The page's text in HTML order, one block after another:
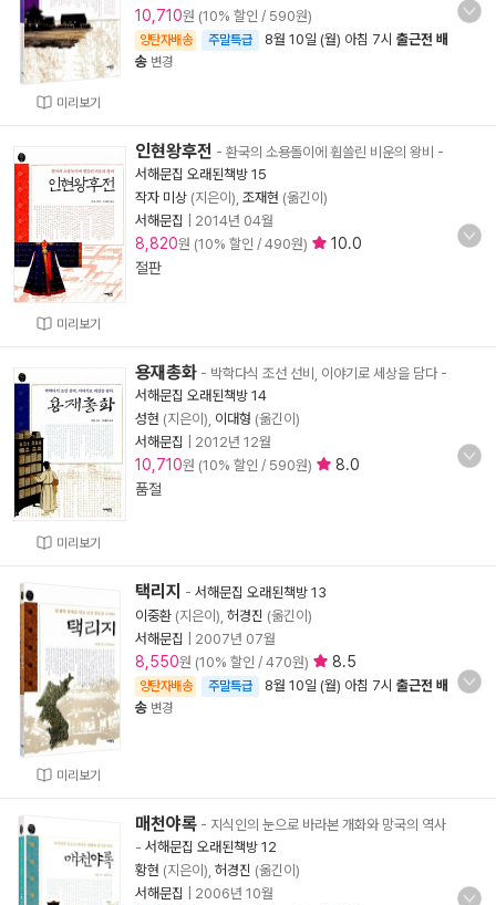
미리보기
10,710원 (10% 할인 / 590원)
양탄자배송 주말특급 8월 10일 (월) 아침 7시 출근전 배
송 변경
미리보기
인현왕후전 - 환국의 소용돌이에 휩쓸린 비운의 왕비 -
서해문집 오래된책방 15
작자 미상 (지은이), 조재현 (옮긴이)
서해문집
2014년 04월
8,820원 (10% 할인 / 490원)
10.0
절판
미리보기
용재총화 - 박학다식 조선 선비, 이야기로 세상을 담다-
서해문집 오래된책방 14
성현 (지은이), 이대형 (옮긴이)
서해문집
2012년 12월
10,710원 (10% 할인 / 590원)
8.0
품절
미리보기
택리지 - 서해문집 오래된책방 13
이중환 (지은이), 허경진 (옮긴이)
서해문집
2007년 07월
8,550원 (10% 할인 / 470원) 8.5
양탄자배송 주말특급 8월 10일 (월) 아침 7시 출근전 배
송 변경
매천야록 - 지식인의 눈으로 바라본 개화와 망국의 역사
- 서해문집 오래된책방 12
황현 (지은이), 허경진 (옮긴이)
서해문집
2006년 10월